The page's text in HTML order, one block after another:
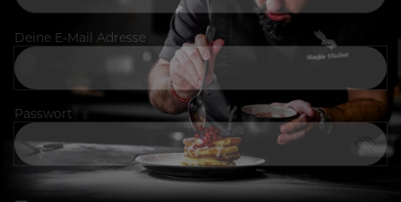
Deine E-Mail Adresse
Passwort